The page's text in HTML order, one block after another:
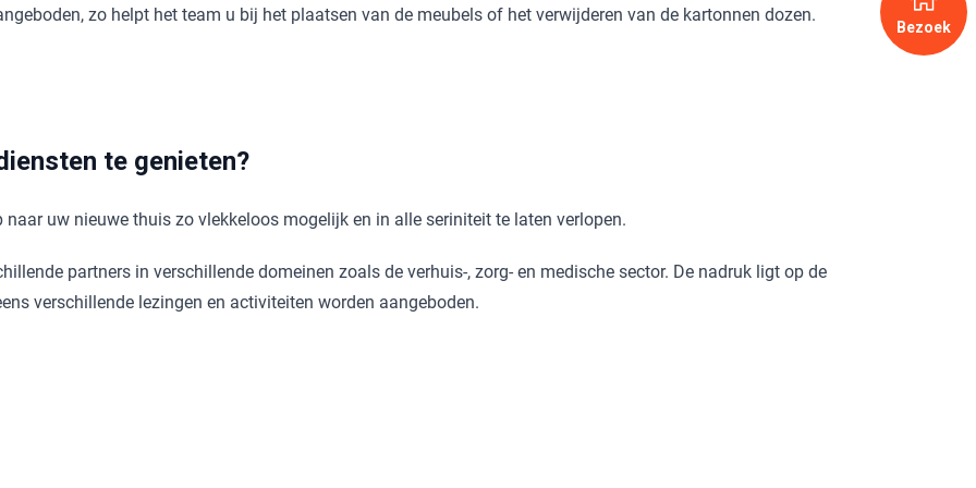
Bezoek
zo helpt het team u bij het plaatsen van de meubels of het verwijderen van de kartonnen dozen.
te genieten?
uw nieuwe thuis zo vlekkeloos mogelijk en in alle seriniteit te laten verlopen.
partners in verschillende domeinen zoals de verhuis-, zorg- en medische sector. De nadruk ligt op de
verschillende lezingen en activiteiten worden aangeboden.